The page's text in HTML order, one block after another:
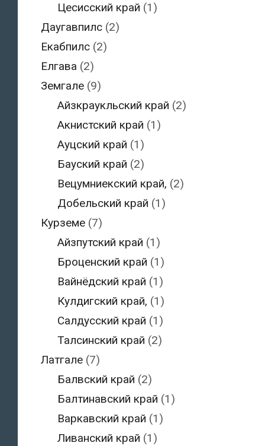
Цесисский край (1)
Даугавпилс(2)
Екабпилс(2)
Елгава (2)
Земгале(9)
Айзкраукльский край (2)
Акнистский край (1)
Ауцский край (1)
Бауский край (2)
Вецумниекский край, (2)
Добельский край (1)
Курземе(7)
Айзпутский край (1)
Броценский край (1)
Вайнёдский край (1)
Кулдигский край, (1)
Салдусский край (1)
Талсинский край (2)
Латгале(7)
Балвский край (2)
Балтинавский край (1)
Варкавский край (1)
Ливанский край (1)